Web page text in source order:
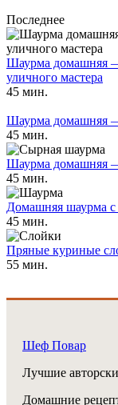
Последнее
Шаурма домашняя —
уличного мастера
45 мин.
Шаурма домашняя
45 мин.
Шаурма домашняя —
45 мин.
Домашняя шаурма
45 мин.
Пряные куриные
55 мин.
Шеф Повар
Лучшие
Домашние